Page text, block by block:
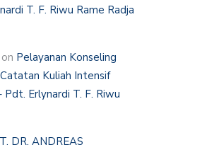
T. F. Riwu Rame Radja
on Pelayanan Konseling
Kuliah Intensif
Erlynardi T. F. Riwu
DR. ANDREAS